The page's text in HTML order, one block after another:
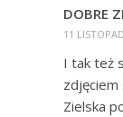
DOBRE
11
I tak też
Zielska